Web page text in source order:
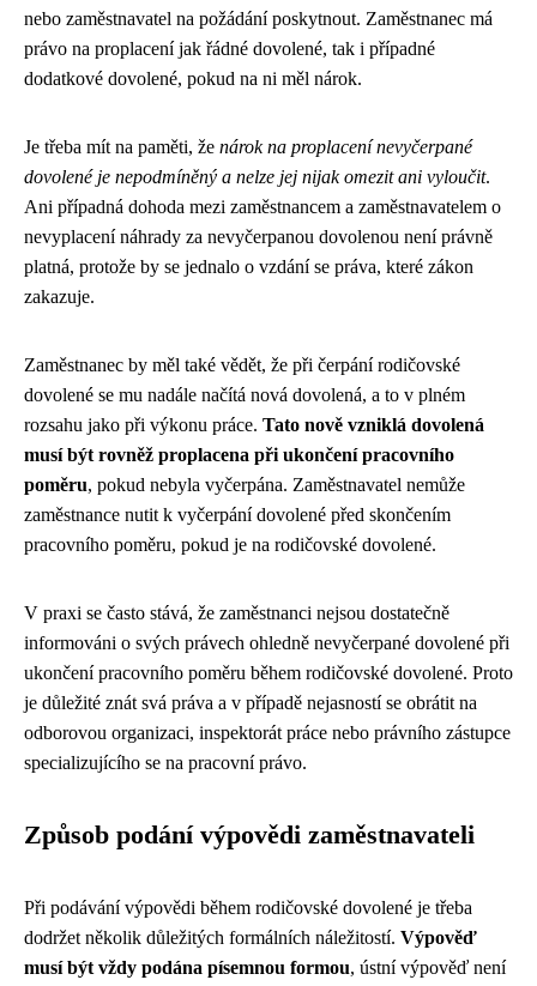
nebo zaměstnavatel na požádání poskytnout. Zaměstnanec má
právo na proplacení jak řádné dovolené, tak i případné
dodatkové dovolené, pokud na ni měl nárok.
Je třeba mít na paměti, že nárok na proplacení nevyčerpané
dovolené je nepodmíněný a nelze jej nijak omezit ani vyloučit.
Ani případná dohoda mezi zaměstnancem a zaměstnavatelem o
nevyplacení náhrady za nevyčerpanou dovolenou není právně
platná, protože by se jednalo o vzdání se práva, které zákon
zakazuje.
Zaměstnanec by měl také vědět, že při čerpání rodičovské
dovolené se mu nadále načítá nová dovolená, a to v plném
rozsahu jako při výkonu práce. Tato nově vzniklá dovolená
musí být rovněž proplacena při ukončení pracovního
poměru, pokud nebyla vyčerpána. Zaměstnavatel nemůže
zaměstnance nutit k vyčerpání dovolené před skončením
pracovního poměru, pokud je na rodičovské dovolené.
V praxi se často stává, že zaměstnanci nejsou dostatečně
informováni o svých právech ohledně nevyčerpané dovolené při
ukončení pracovního poměru během rodičovské dovolené. Proto
je důležité znát svá práva a v případě nejasností se obrátit na
odborovou organizaci, inspektorát práce nebo právního zástupce
specializujícího se na pracovní právo.
Způsob podání výpovědi zaměstnavateli
Při podávání výpovědi během rodičovské dovolené je třeba
dodržet několik důležitých formálních náležitostí. Výpověď
musí být vždy podána písemnou formou, ústní výpověď není